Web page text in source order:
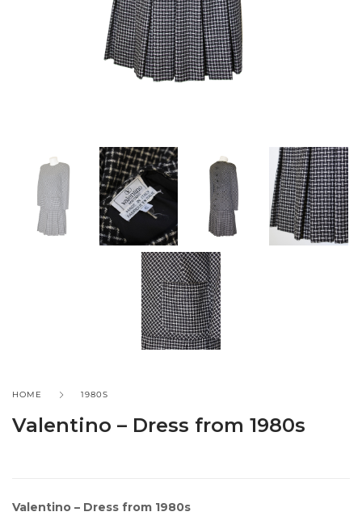
Careers
Privacy Policy
Sitemap
Forums
Meetups
HOME 1980S
Valentino – Dress from 1980s
Valentino – Dress from 1980s